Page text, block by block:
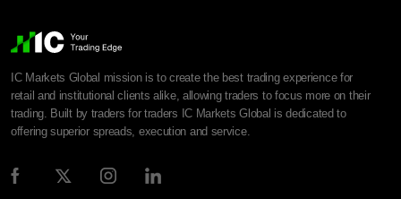
IC Markets Global mission is to create the best trading experience for
retail and institutional clients alike, allowing traders to focus more on their
trading. Built by traders for traders IC Markets Global is dedicated to
offering superior spreads, execution and service.